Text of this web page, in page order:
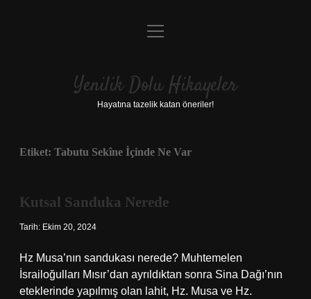
Anasayfa
Yasal Uyarı
menüyü
Yenilik Dolu Hikayeler
Hayatına tazelik katan öneriler!
Etiket: Tabutu Sekîne İçinde Ne Var
Kutsal Sanduka Nerede
Tarih: Ekim 20, 2024
Hz Musa’nın sandukası nerede? Muhtemelen
İsrailoğulları Mısır’dan ayrıldıktan sonra Sina Dağı’nın
eteklerinde yapılmış olan lahit, Hz. Musa ve Hz.